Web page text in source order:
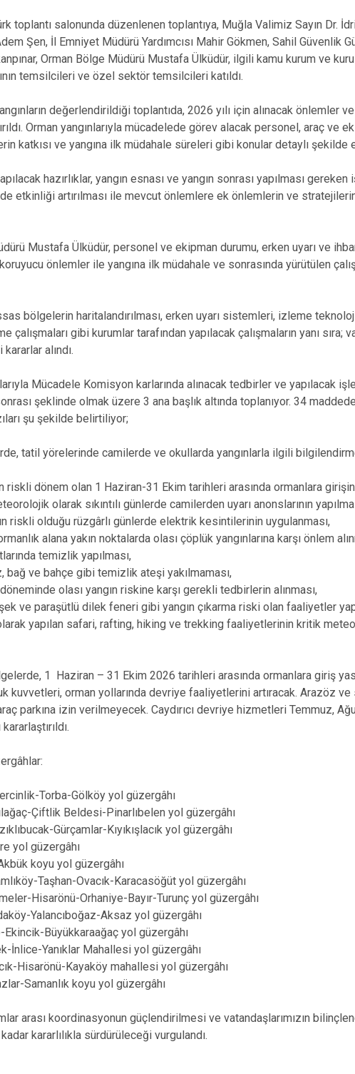
toplantı salonunda düzenlenen toplantıya, Muğla Valimiz Sayın Dr.
Şen, İl Emniyet Müdürü Yardımcısı Mahir Gökmen, Sahil Güvenlik
Orman Bölge Müdürü Mustafa Ülküdür, ilgili kamu kurum ve
temsilcileri ve özel sektör temsilcileri katıldı.
değerlendirildiği toplantıda, 2026 yılı için alınacak önlemler
Orman yangınlarıyla mücadelede görev alacak personel, araç ve
katkısı ve yangına ilk müdahale süreleri gibi konular detaylı şekilde
hazırlıklar, yangın esnası ve yangın sonrası yapılması
etkinliği artırılması ile mevcut önlemlere ek önlemlerin ve
Mustafa Ülküdür, personel ve ekipman durumu, erken uyarı ve
koruyucu önlemler ile yangına ilk müdahale ve sonrasında yürütülen
bölgelerin haritalandırılması, erken uyarı sistemleri, izleme
gibi kurumlar tarafından yapılacak çalışmaların yanı sıra;
alındı.
Mücadele Komisyon karlarında alınacak tedbirler ve yapılacak
şeklinde olmak üzere 3 ana başlık altında toplanıyor. 34
şu şekilde belirtiliyor;
tatil yörelerinde camilerde ve okullarda yangınlarla ilgili
riskli dönem olan 1 Haziran-31 Ekim tarihleri arasında ormanlara
olarak sıkıntılı günlerde camilerden uyarı anonslarının
riskli olduğu rüzgârlı günlerde elektrik kesintilerinin uygulanması,
alana yakın noktalarda olası çöplük yangınlarına karşı önlem
temizlik yapılması,
bağ ve bahçe gibi temizlik ateşi yakılmaması,
olası yangın riskine karşı gerekli tedbirlerin alınması,
ve paraşütlü dilek feneri gibi yangın çıkarma riski olan faaliyetler
yapılan safari, rafting, hiking ve trekking faaliyetlerinin kritik
1 Haziran – 31 Ekim 2026 tarihleri arasında ormanlara giriş
kuvvetleri, orman yollarında devriye faaliyetlerini artıracak. Arazöz
parkına izin verilmeyecek. Caydırıcı devriye hizmetleri Temmuz,
Torba-Gölköy yol güzergâhı
Çiftlik Beldesi-Pinarlıbelen yol güzergâhı
Gürçamlar-Kıyıkışlacık yol güzergâhı
yol güzergâhı
koyu yol güzergâhı
Taşhan-Ovacık-Karacasöğüt yol güzergâhı
Hisarönü-Orhaniye-Bayır-Turunç yol güzergâhı
Yalancıboğaz-Aksaz yol güzergâhı
Büyükkaraağaç yol güzergâhı
Yanıklar Mahallesi yol güzergâhı
Hisarönü-Kayaköy mahallesi yol güzergâhı
Samanlık koyu yol güzergâhı
arası koordinasyonun güçlendirilmesi ve vatandaşlarımızın
kararlılıkla sürdürüleceği vurgulandı.